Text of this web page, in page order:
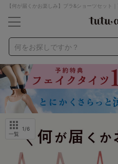
【何が届くかお楽しみ】ブラ&ショーツセット
何をお探しですか？
ナイトブラ ノンワイヤー 特
折り畳み
パジャマ ストッキ
ルームウェア
カテゴリから探す
一覧
1/6